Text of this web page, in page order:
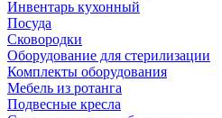
Инвентарь кухонный
Посуда
Сковородки
Оборудование для стерилизации
Комплекты оборудования
Мебель из ротанга
Подвесные кресла